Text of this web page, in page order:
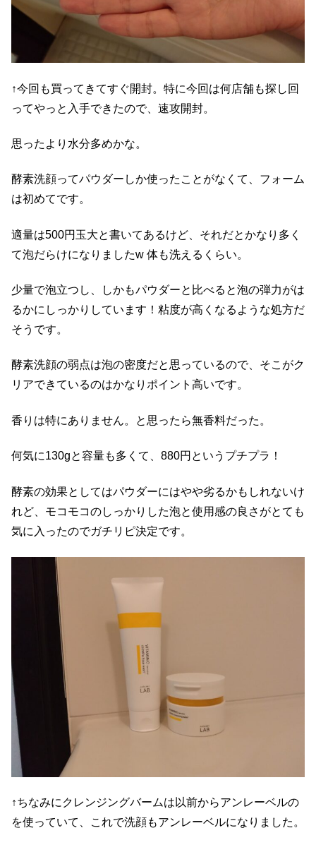
↑今回も買ってきてすぐ開封。特に今回は何店舗も探し回
ってやっと入手できたので、速攻開封。
思ったより水分多めかな。
酵素洗顔ってパウダーしか使ったことがなくて、フォーム
は初めてです。
適量は500円玉大と書いてあるけど、それだとかなり多く
て泡だらけになりましたw 体も洗えるくらい。
少量で泡立つし、しかもパウダーと比べると泡の弾力がは
るかにしっかりしています！粘度が高くなるような処方だ
そうです。
酵素洗顔の弱点は泡の密度だと思っているので、そこがク
リアできているのはかなりポイント高いです。
香りは特にありません。と思ったら無香料だった。
何気に130gと容量も多くて、880円というプチプラ！
酵素の効果としてはパウダーにはやや劣るかもしれないけ
れど、モコモコのしっかりした泡と使用感の良さがとても
気に入ったのでガチリピ決定です。
↑ちなみにクレンジングバームは以前からアンレーベルの
を使っていて、これで洗顔もアンレーベルになりました。